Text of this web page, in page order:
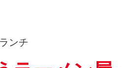
ンチ